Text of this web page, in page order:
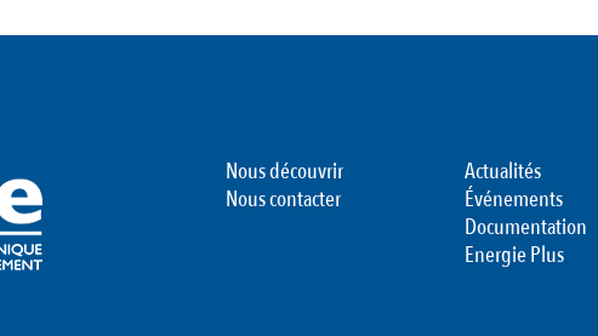
Nous découvrir
Nous contacter
Actualités
Événements
Documentation
Energie Plus